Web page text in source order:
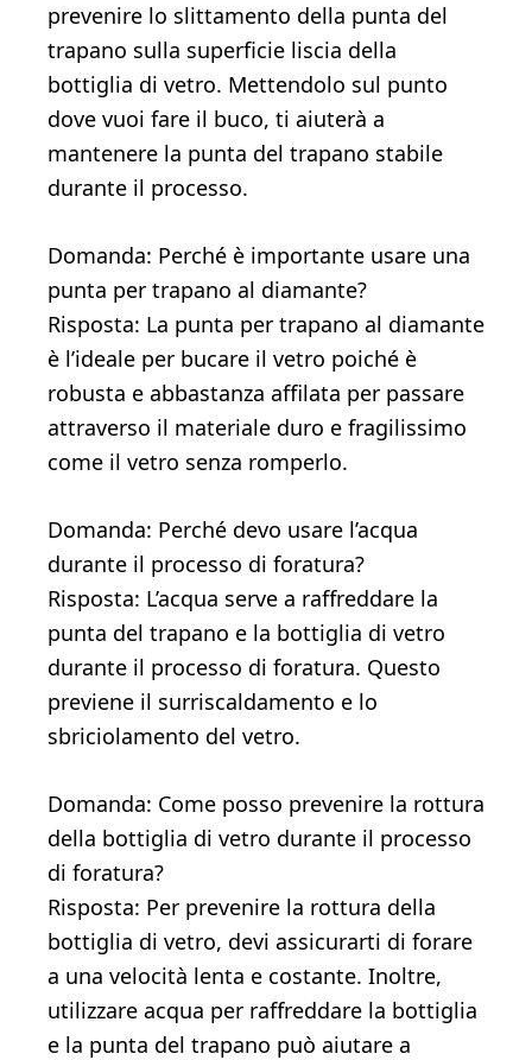
prevenire lo slittamento della punta del
trapano sulla superficie liscia della
bottiglia di vetro. Mettendolo sul punto
dove vuoi fare il buco, ti aiuterà a
mantenere la punta del trapano stabile
durante il processo.
Domanda: Perché è importante usare una
punta per trapano al diamante?
Risposta: La punta per trapano al diamante
è l’ideale per bucare il vetro poiché è
robusta e abbastanza affilata per passare
attraverso il materiale duro e fragilissimo
come il vetro senza romperlo.
Domanda: Perché devo usare l’acqua
durante il processo di foratura?
Risposta: L’acqua serve a raffreddare la
punta del trapano e la bottiglia di vetro
durante il processo di foratura. Questo
previene il surriscaldamento e lo
sbriciolamento del vetro.
Domanda: Come posso prevenire la rottura
della bottiglia di vetro durante il processo
di foratura?
Risposta: Per prevenire la rottura della
bottiglia di vetro, devi assicurarti di forare
a una velocità lenta e costante. Inoltre,
utilizzare acqua per raffreddare la bottiglia
e la punta del trapano può aiutare a